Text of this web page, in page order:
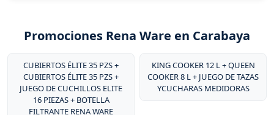
Promociones Rena Ware en Carabaya
CUBIERTOS ÉLITE 35 PZS +
CUBIERTOS ÉLITE 35 PZS +
JUEGO DE CUCHILLOS ELITE
16 PIEZAS + BOTELLA
FILTRANTE RENA WARE
KING COOKER 12 L + QUEEN
COOKER 8 L + JUEGO DE TAZAS
YCUCHARAS MEDIDORAS